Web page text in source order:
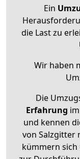
Ein
die Last zu
Wir haben
Die
Erfahrung
und kennen
von Salzgitter
kümmern sich